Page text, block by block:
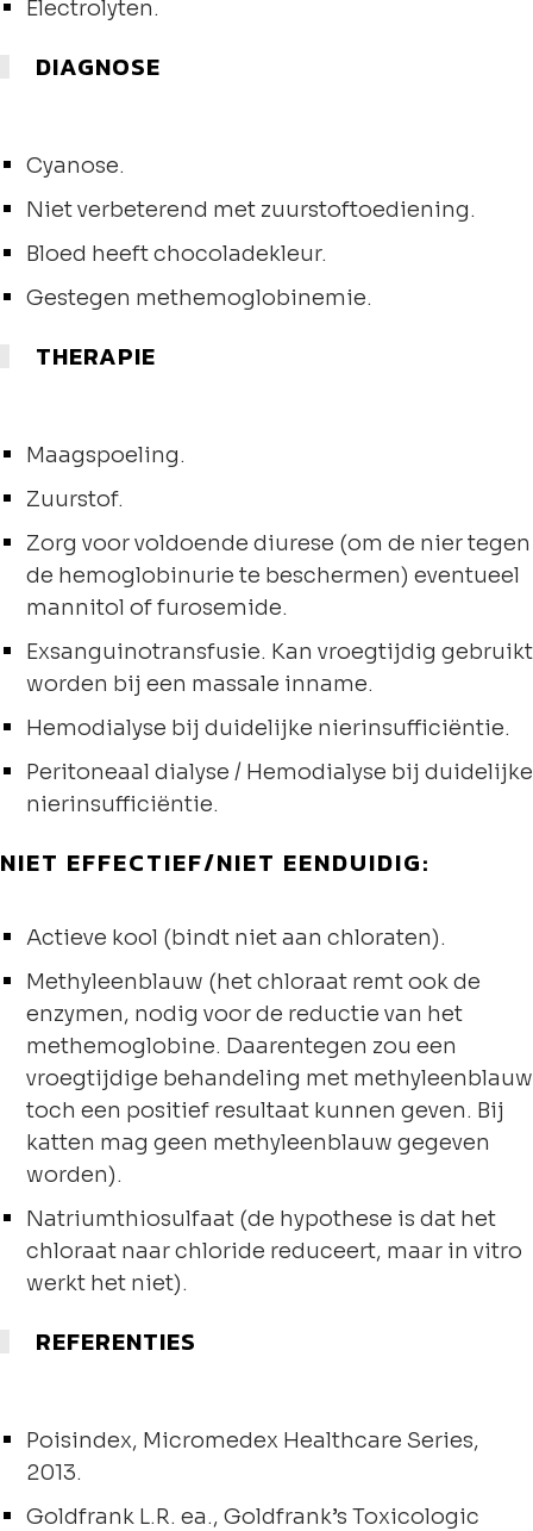
Electrolyten.
DIAGNOSE
Cyanose.
Niet verbeterend met zuurstoftoediening.
Bloed heeft chocoladekleur.
Gestegen methemoglobinemie.
THERAPIE
Maagspoeling.
Zuurstof.
Zorg voor voldoende diurese (om de nier tegen
de hemoglobinurie te beschermen) eventueel
mannitol of furosemide.
Exsanguinotransfusie. Kan vroegtijdig gebruikt
worden bij een massale inname.
Hemodialyse bij duidelijke nierinsufficiëntie.
Peritoneaal dialyse / Hemodialyse bij duidelijke
nierinsufficiëntie.
NIET EFFECTIEF/NIET EENDUIDIG:
Actieve kool (bindt niet aan chloraten).
Methyleenblauw (het chloraat remt ook de
enzymen, nodig voor de reductie van het
methemoglobine. Daarentegen zou een
vroegtijdige behandeling met methyleenblauw
toch een positief resultaat kunnen geven. Bij
katten mag geen methyleenblauw gegeven
worden).
Natriumthiosulfaat (de hypothese is dat het
chloraat naar chloride reduceert, maar in vitro
werkt het niet).
REFERENTIES
Poisindex, Micromedex Healthcare Series,
2013.
Goldfrank L.R. ea., Goldfrank’s Toxicologic